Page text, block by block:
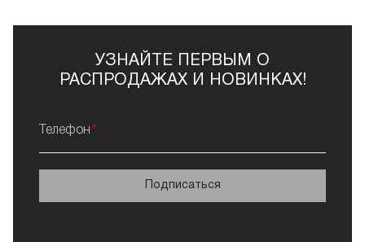
УЗНАЙТЕ ПЕРВЫМ О
РАСПРОДАЖАХ И НОВИНКАХ!
Телефон
Подписаться